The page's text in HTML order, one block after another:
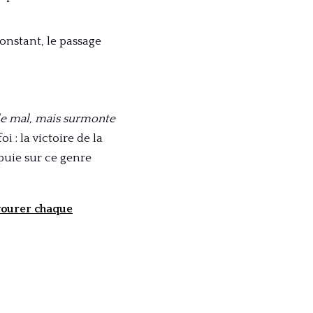
le passage
mal, mais surmonte
: la victoire de la
sur ce genre
chaque